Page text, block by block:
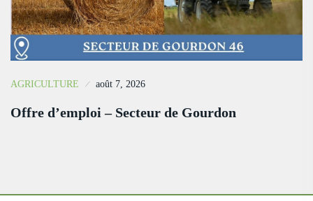
AGRICULTURE août 7, 2026
Offre d’emploi – Secteur de Gourdon